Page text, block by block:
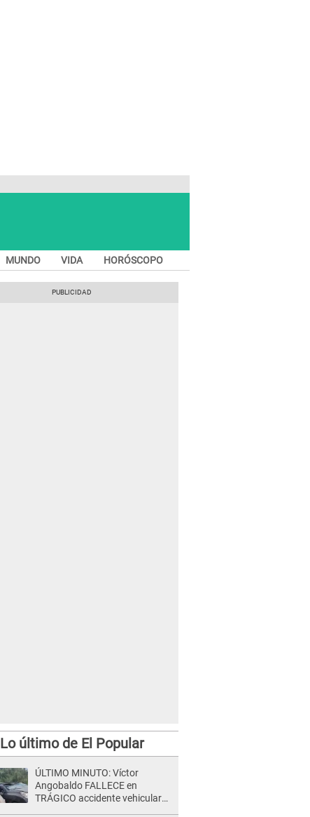
MUNDO VIDA HORÓSCOPO
Lo último de El Popular
ÚLTIMO MINUTO: Víctor
Angobaldo FALLECE en
TRÁGICO accidente vehicular